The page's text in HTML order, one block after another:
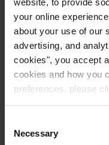
your online
about your use of our
advertising, and
cookies", you accept
cookies and how you
preferences, please
Selection
Necessary
sonido. Un espacio
frecuencias bajas y
absorción de